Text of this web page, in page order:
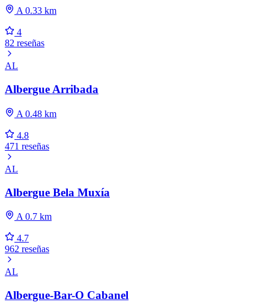
A 0.33 km
4
82 reseñas
AL
Albergue Arribada
A 0.48 km
4.8
471 reseñas
AL
Albergue Bela Muxía
A 0.7 km
4.7
962 reseñas
AL
Albergue-Bar-O Cabanel